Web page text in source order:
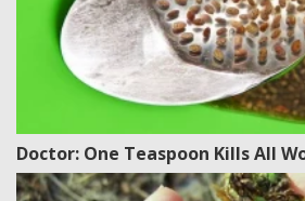
Doctor: One Teaspoon Kills All